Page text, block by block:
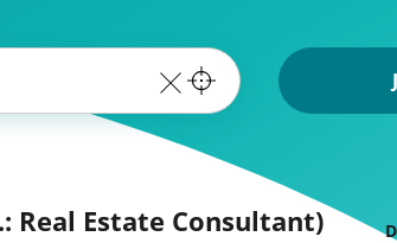
Estate Consultant)